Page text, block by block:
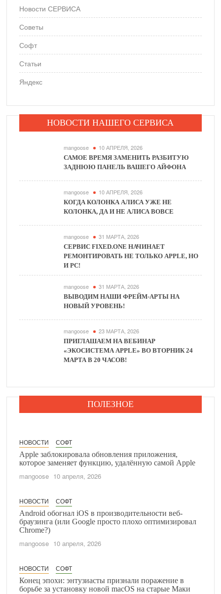
Новости СЕРВИСА
Советы
Софт
Статьи
Яндекс
НОВОСТИ НАШЕГО СЕРВИСА
mangoose 10 АПРЕЛЯ, 2026
САМОЕ ВРЕМЯ ЗАМЕНИТЬ РАЗБИТУЮ
ЗАДНЮЮ ПАНЕЛЬ ВАШЕГО АЙФОНА
mangoose 10 АПРЕЛЯ, 2026
КОГДА КОЛОНКА АЛИСА УЖЕ НЕ
КОЛОНКА, ДА И НЕ АЛИСА ВОВСЕ
mangoose 31 МАРТА, 2026
СЕРВИС FIXED.ONE НАЧИНАЕТ
РЕМОНТИРОВАТЬ НЕ ТОЛЬКО APPLE, НО
И PC!
mangoose 31 МАРТА, 2026
ВЫВОДИМ НАШИ ФРЕЙМ-АРТЫ НА
НОВЫЙ УРОВЕНЬ!
mangoose 23 МАРТА, 2026
ПРИГЛАШАЕМ НА ВЕБИНАР
«ЭКОСИСТЕМА APPLE» ВО ВТОРНИК 24
МАРТА В 20 ЧАСОВ!
ПОЛЕЗНОЕ
НОВОСТИ
СОФТ
Apple заблокировала обновления приложения,
которое заменяет функцию, удалённую самой Apple
mangoose 10 апреля, 2026
НОВОСТИ
СОФТ
Android обогнал iOS в производительности веб-
браузинга (или Google просто плохо оптимизировал
Chrome?)
mangoose 10 апреля, 2026
НОВОСТИ
СОФТ
Конец эпохи: энтузиасты признали поражение в
борьбе за установку новой macOS на старые Маки